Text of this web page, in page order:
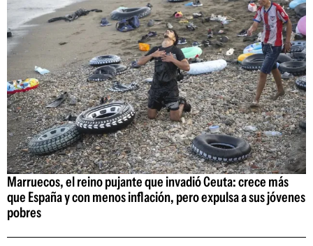
Marruecos, el reino pujante que invadió Ceuta: crece más
que España y con menos inflación, pero expulsa a sus jóvenes
pobres